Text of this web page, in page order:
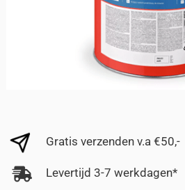
Gratis verzenden v.a €50,-
Levertijd 3-7 werkdagen*